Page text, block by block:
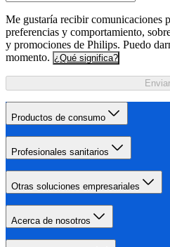
Me gustaría recibir comunicaciones
preferencias y comportamiento,
y promociones de Philips. Puedo
momento. ¿Qué significa?
Enviar
Productos de consumo
Profesionales sanitarios
Otras soluciones empresariales
Acerca de nosotros